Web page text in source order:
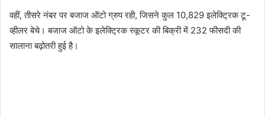
वहीं, तीसरे नंबर पर बजाज ऑटो ग्रुप रही, जिसने कुल 10,829 इलेक्ट्रिक टू-
व्हीलर बेचे। बजाज ऑटो के इलेक्ट्रिक स्कूटर की बिक्री में 232 फीसदी की
सालाना बढ़ोतरी हुई है।